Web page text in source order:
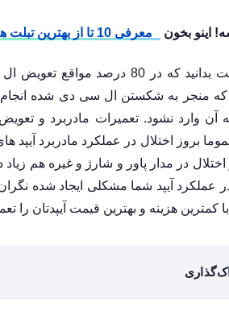
اینو بخون معرفی 10 تا از بهترین تبلت های بازار
جالب است بدانید که در 80
منجر به شکستن ال سی دی شده انجام
آن وارد نشود. تعمیرات مادربرد و
بروز اختلال در عملکرد مادربرد
در مدار پاور و شارژ و غیره هم
عملکرد آیپد شما مشکلی ایجاد شده
کمترین هزینه و بهترین قیمت آیپدتان را